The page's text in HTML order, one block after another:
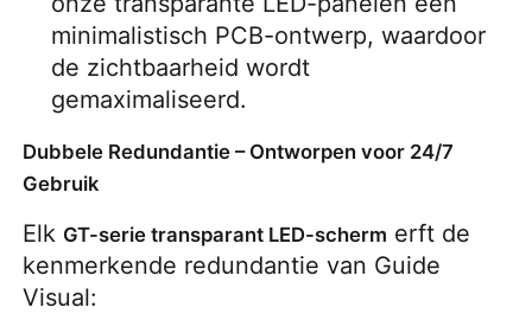
SMD LED Scherm
minimalistisch PCB-ontwerp, waardoor
de zichtbaarheid wordt
gemaximaliseerd.
Dubbele Redundantie – Ontworpen voor 24/7
Gebruik
Elk GT-serie transparant LED-scherm erft de
kenmerkende redundantie van Guide
Visual: